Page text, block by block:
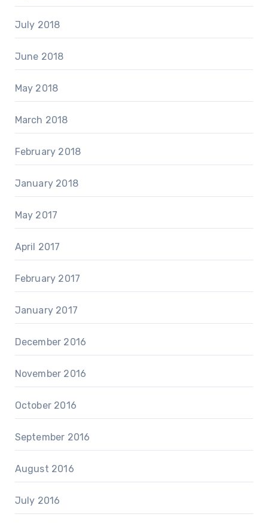
July 2018
June 2018
May 2018
March 2018
February 2018
January 2018
May 2017
April 2017
February 2017
January 2017
December 2016
November 2016
October 2016
September 2016
August 2016
July 2016